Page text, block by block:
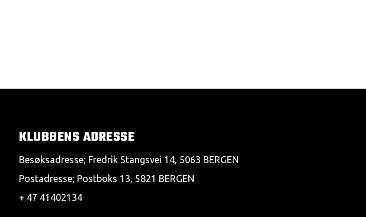
KLUBBENS ADRESSE
Besøksadresse; Fredrik Stangsvei 14, 5063 BERGEN
Postadresse; Postboks 13, 5821 BERGEN
+ 47 41402134